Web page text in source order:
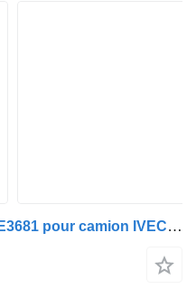
Moteur IVECO Cursor 8 F2BE3681 pour camion IVECO Trakker, Stralis